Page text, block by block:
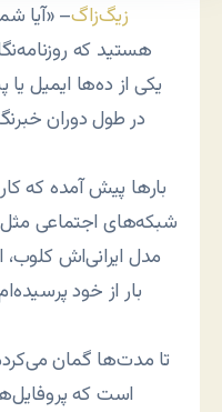
زیگ‌زاگ– «آیا
هستید که
یکی از ده‌ها ایمیل
در طول دوران
بارها پیش آمده که
مدل ایرانی‌اش کلوب،
بار از خود
تا مدت‌ها گمان
است که